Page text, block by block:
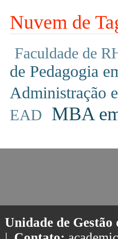
Nuvem de
Faculdade de
de Pedagogia
Administração
EAD MBA
Unidade de Gestão